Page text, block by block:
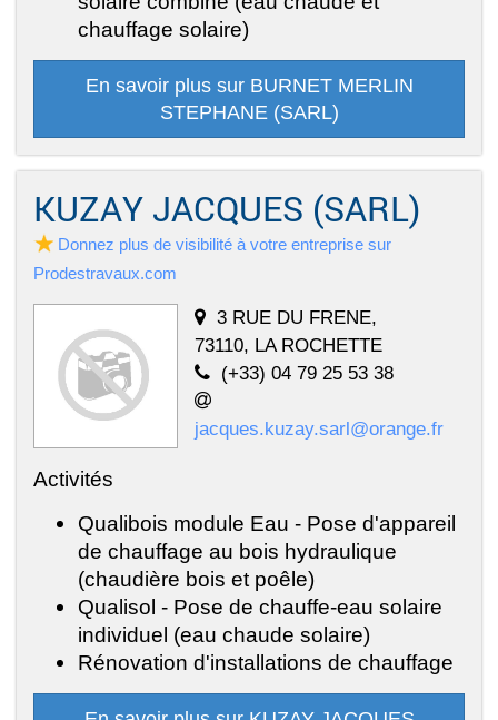
chauffage solaire)
En savoir plus sur BURNET MERLIN
STEPHANE (SARL)
KUZAY JACQUES (SARL)
Donnez plus de visibilité à votre entreprise sur
Prodestravaux.com
3 RUE DU FRENE,
73110, LA ROCHETTE
(+33) 04 79 25 53 38
jacques.kuzay.sarl@orange.fr
Activités
Qualibois module Eau - Pose d'appareil
de chauffage au bois hydraulique
(chaudière bois et poêle)
Qualisol - Pose de chauffe-eau solaire
individuel (eau chaude solaire)
Rénovation d'installations de chauffage